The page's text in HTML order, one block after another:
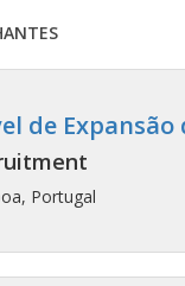
de Expansão
Portugal